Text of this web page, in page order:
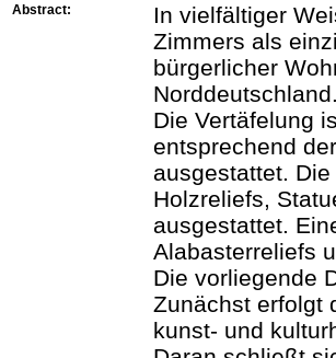
Abstract:
In vielfältiger
Zimmers als
bürgerlicher
Die Vertäfelung
entsprechend
ausgestattet.
Holzreliefs,
ausgestattet.
Alabasterreliefs
Die vorliegende
Zunächst erfolgt
kunst- und